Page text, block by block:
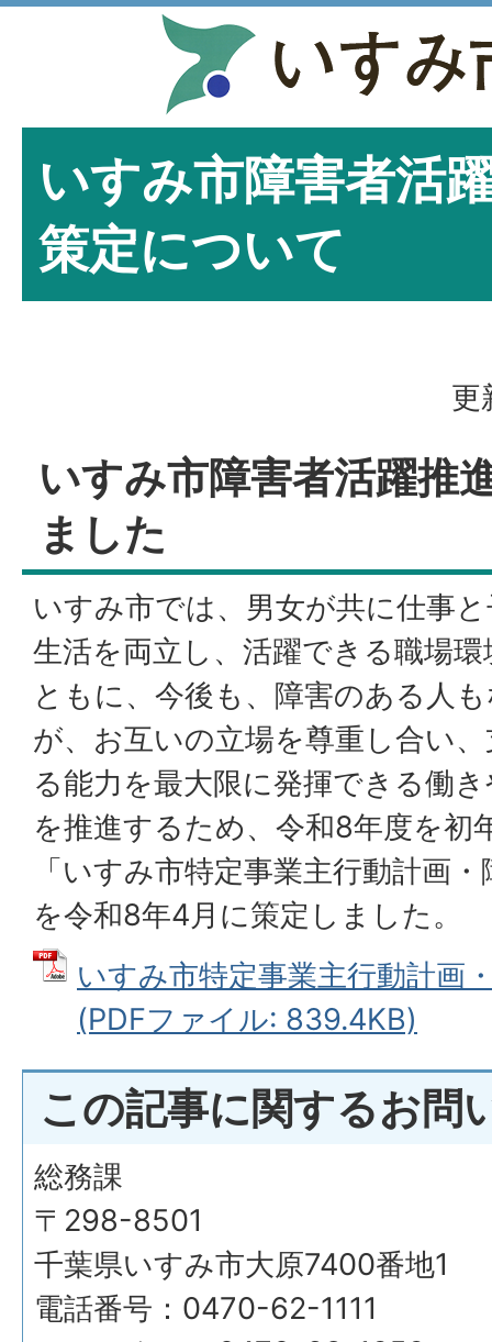
いすみ市障害者活
策定について
更
いすみ市障害者活躍推
ました
いすみ市では、男女が共に仕事
生活を両立し、活躍できる職場
ともに、今後も、障害のある人
が、お互いの立場を尊重し合い
る能力を最大限に発揮できる働
を推進するため、令和8年度を初
「いすみ市特定事業主行動計画
を令和8年4月に策定しました。
いすみ市特定事業主行動計画
(PDFファイル: 839.4KB)
この記事に関するお問
総務課
〒298-8501
千葉県いすみ市大原7400番地1
電話番号：0470-62-1111